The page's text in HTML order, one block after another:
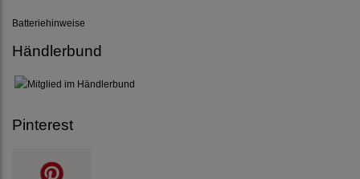
Batteriehinweise
Händlerbund
Pinterest